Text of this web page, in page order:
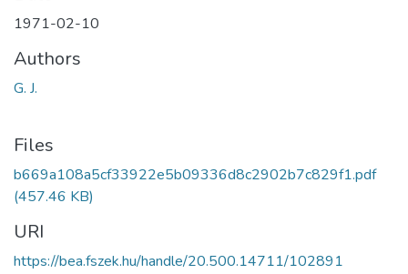
1971-02-10
Authors
G. J.
Files
b669a108a5cf33922e5b09336d8c2902b7c829f1.pdf
(457.46 KB)
URI
https://bea.fszek.hu/handle/20.500.14711/102891